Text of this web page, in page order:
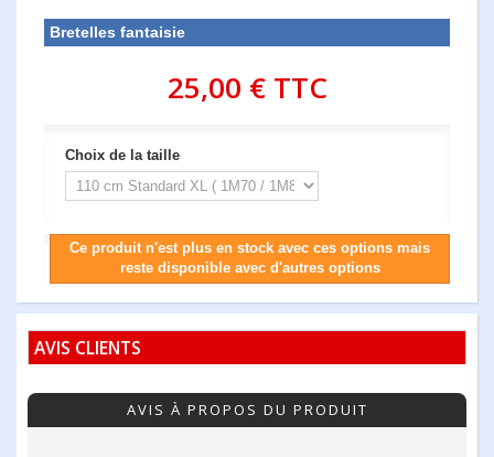
Bretelles fantaisie
25,00 €TTC
Choix de la taille
Ce produit n'est plus en stock avec ces options mais
reste disponible avec d'autres options
AVIS CLIENTS
AVIS À PROPOS DU PRODUIT